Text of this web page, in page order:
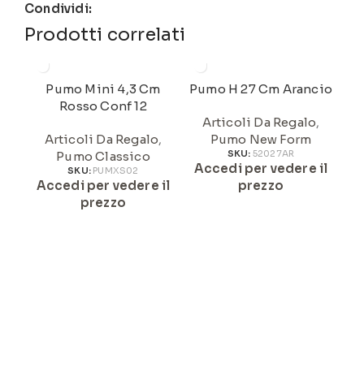
Condividi:
Prodotti correlati
Pumo Mini 4,3 Cm
Rosso Conf 12
Articoli Da Regalo,
Pumo Classico
SKU: PUMXS02
Accedi per vedere il
prezzo
Pumo H 27 Cm Arancio
Articoli Da Regalo,
Pumo New Form
SKU: 52027AR
Accedi per vedere il
prezzo